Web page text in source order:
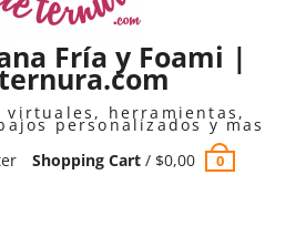
Fría y Foami |
virtuales, herramientas,
personalizados y mas
Shopping Cart/ $0,00 0